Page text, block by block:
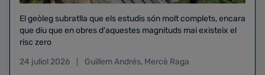
El geòleg subratlla que els estudis són molt complets, encara
que diu que en obres d'aquestes magnituds mai existeix el
risc zero
24 juliol 2026
Guillem Andrés, Mercè Raga